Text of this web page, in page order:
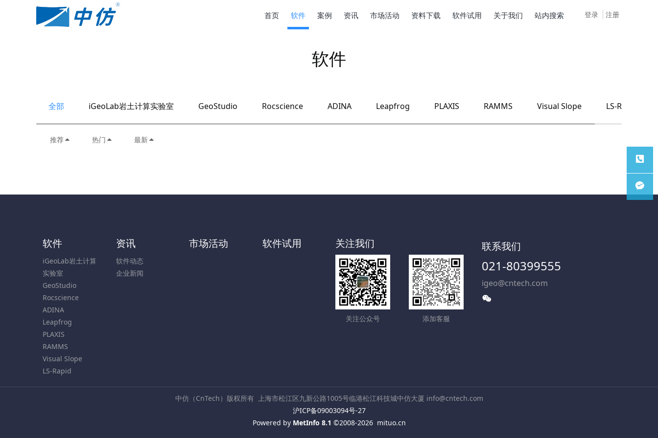
登录 注册
首页 软件 案例 资讯 市场活动 资料下载 软件试用 关于我们 站内搜索
软件
全部 iGeoLab岩土计算实验室 GeoStudio Rocscience ADINA Leapfrog PLAXIS RAMMS Visual Slope LS-Rapid
推荐 热门 最新
软件
iGeoLab岩土计算
实验室
GeoStudio
Rocscience
ADINA
Leapfrog
PLAXIS
RAMMS
Visual Slope
LS-Rapid
资讯
软件动态
企业新闻
市场活动 软件试用 关注我们
关注公众号 添加客服
联系我们
021-80399555
igeo@cntech.com
中仿（CnTech）版权所有 上海市松江区九新公路1005号临港松江科技城中仿大厦 info@cntech.com
沪ICP备09003094号-27
Powered by MetInfo 8.1 ©2008-2026 mituo.cn
服务热